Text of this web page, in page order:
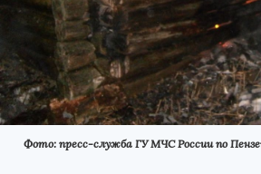
Фото: пресс-служба ГУ МЧС России по